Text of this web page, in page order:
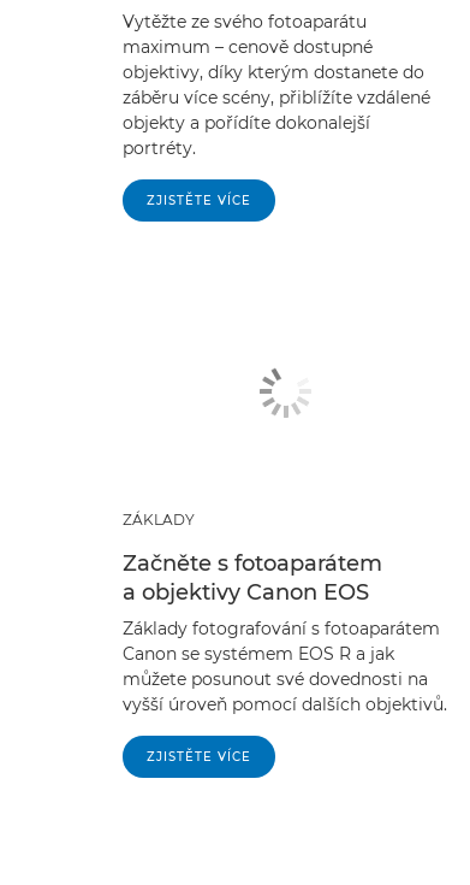
Vytěžte ze svého fotoaparátu
maximum – cenově dostupné
objektivy, díky kterým dostanete do
záběru více scény, přiblížíte vzdálené
objekty a pořídíte dokonalejší
portréty.
ZJISTĚTE VÍCE
ZÁKLADY
Začněte s fotoaparátem
a objektivy Canon EOS
Základy fotografování s fotoaparátem
Canon se systémem EOS R a jak
můžete posunout své dovednosti na
vyšší úroveň pomocí dalších objektivů.
ZJISTĚTE VÍCE